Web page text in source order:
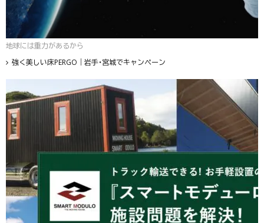
地球には重力があるから
強く美しい床PERGO｜岩手・宮城でキャンペーン